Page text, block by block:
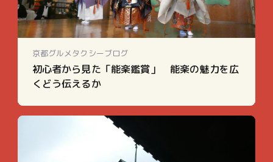
京都グルメタクシーブログ
初心者から見た「能楽鑑賞」 能楽の魅力を広
くどう伝えるか